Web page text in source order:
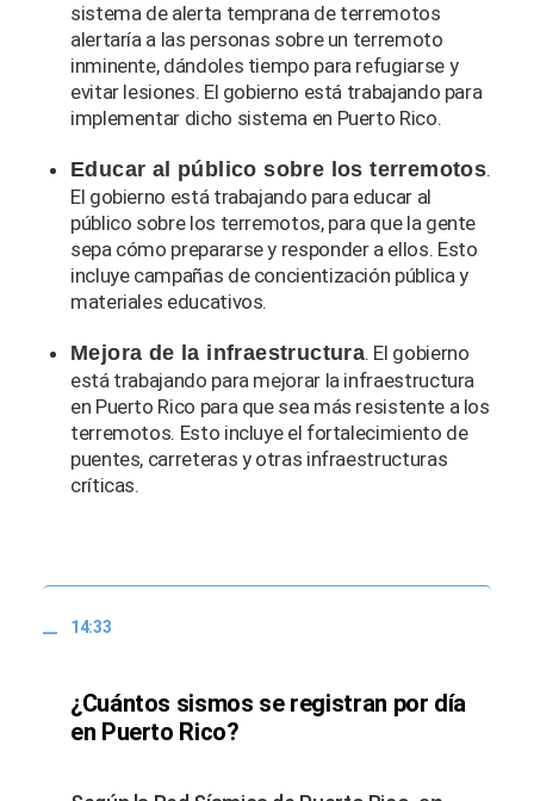
sistema de alerta temprana de terremotos
alertaría a las personas sobre un terremoto
inminente, dándoles tiempo para refugiarse y
evitar lesiones. El gobierno está trabajando para
implementar dicho sistema en Puerto Rico.
Educar al público sobre los terremotos.
El gobierno está trabajando para educar al
público sobre los terremotos, para que la gente
sepa cómo prepararse y responder a ellos. Esto
incluye campañas de concientización pública y
materiales educativos.
Mejora de la infraestructura. El gobierno
está trabajando para mejorar la infraestructura
en Puerto Rico para que sea más resistente a los
terremotos. Esto incluye el fortalecimiento de
puentes, carreteras y otras infraestructuras
críticas.
14:33
¿Cuántos sismos se registran por día
en Puerto Rico?